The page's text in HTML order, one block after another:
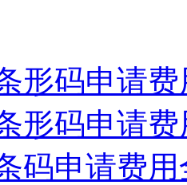
形码申请
形码申请
码申请费